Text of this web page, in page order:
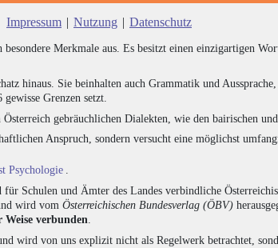
Impressum | Nutzung | Datenschutz
besondere Merkmale aus. Es besitzt einen einzigartigen
hinaus. Sie beinhalten auch Grammatik und
Grenzen setzt.
gebräuchlichen Dialekten, wie den bairischen
Anspruch, sondern versucht eine möglichst
Psychologie
Schulen und Ämter des Landes verbindliche
wird vom Österreichischen Bundesverlag (ÖBV)
Weise verbunden
wird von uns explizit nicht als Regelwerk betrachtet,